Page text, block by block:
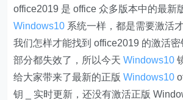
office2019 是 office 众多版本中的最新
Windows10 系统一样，都是需要激活
我们怎样才能找到 office2019 的激活
部分都失效了，所以今天Windows10
给大家带来了最新的正版Windows10
钥 _ 实时更新，还没有激活正版